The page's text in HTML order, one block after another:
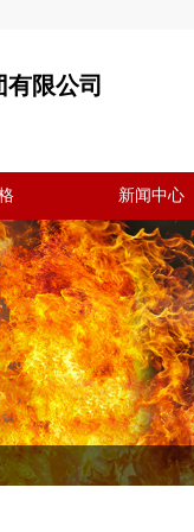
限公司
新闻中心